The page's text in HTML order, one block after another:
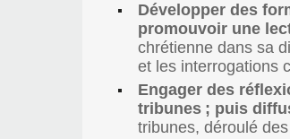
Développer des
promouvoir une
chrétienne dans sa
et les interrogations
Engager des
tribunes ; puis
tribunes, déroulé